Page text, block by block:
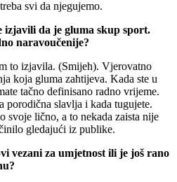
svi da njegujemo.
da je gluma skup sport.
naravoučenije?
to izjavila. (Smijeh). Vjerovatno
koja gluma zahtijeva. Kada ste u
tačno definisano radno vrijeme.
porodična slavlja i kada tugujete.
svoje lično, a to nekada zaista nije
gledajući iz publike.
vezani za umjetnost ili je još rano